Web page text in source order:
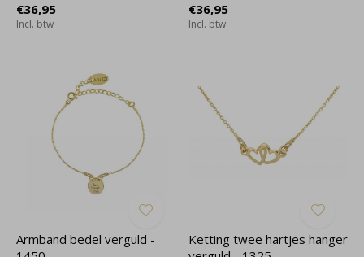
€36,95
Incl. btw
€36,95
Incl. btw
Armband bedel verguld -
Ketting twee hartjes hanger